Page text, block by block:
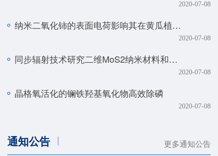
2020-07-08
纳米二氧化铈的表面电荷影响其在黄瓜植株中的转化、转运及毒性
2020-07-08
同步辐射技术研究二维MoS2纳米材料和生物体的相互作用规律
2020-07-08
晶格氧活化的镧铁羟基氧化物高效除磷
2020-07-08
通知公告 更多通知公告